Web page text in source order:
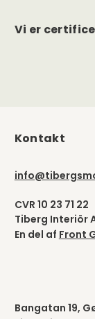
Vi er
Kontakt
CVR 10 23 71 22
Tiberg Interiör
En del af Front
Bangatan 19,